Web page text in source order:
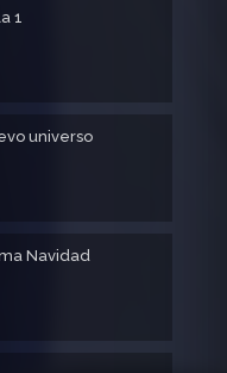
1
universo
Navidad